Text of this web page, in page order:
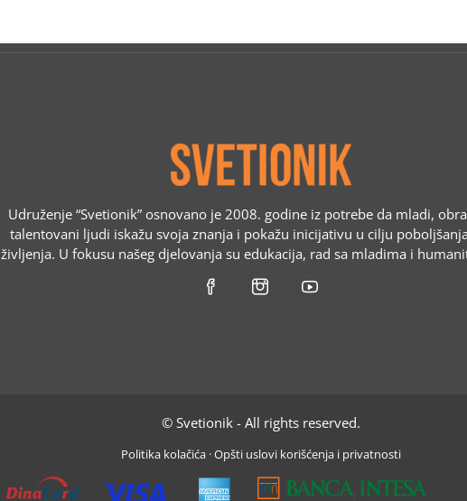
Udruženje “Svetionik” osnovano je 2008. godine iz potrebe da mladi,
talentovani ljudi iskažu svoja znanja i pokažu inicijativu u cilju
življenja. U fokusu našeg djelovanja su edukacija, rad sa mladima i
© Svetionik - All rights reserved.
Politika kolačića ·Opšti uslovi korišćenja i privatnosti